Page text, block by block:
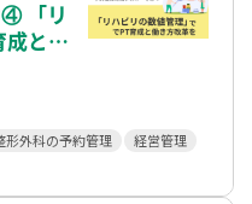
④ 「リ
成と働
形外科の予約管理
経営管理